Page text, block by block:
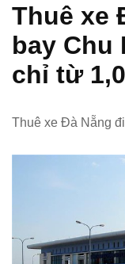
Thuê xe
bay Chu
chỉ từ
Thuê xe Đà Nẵng